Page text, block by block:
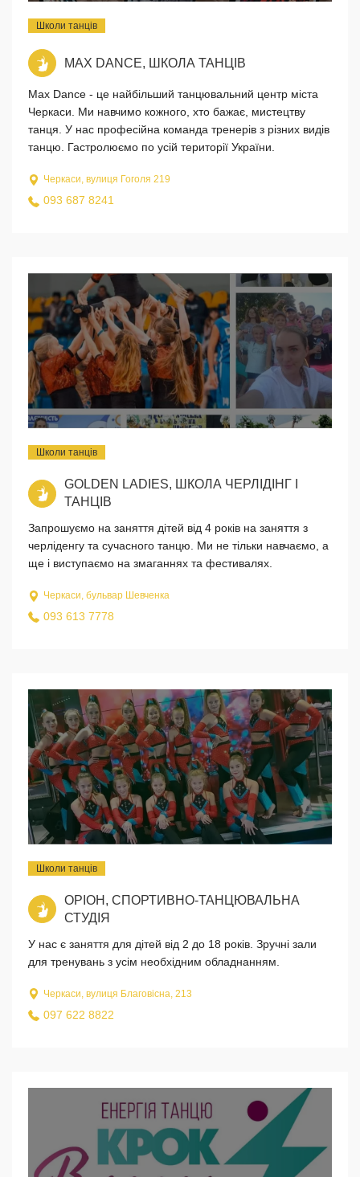
Школи танців
MAX DANCE, ШКОЛА ТАНЦІВ
Max Dance - це найбільший танцювальний центр міста
Черкаси. Ми навчимо кожного, хто бажає, мистецтву
танця. У нас професійна команда тренерів з різних видів
танцю. Гастролюємо по усій території України.
Черкаси, вулиця Гоголя 219
093 687 8241
Школи танців
GOLDEN LADIES, ШКОЛА ЧЕРЛІДІНГ І
ТАНЦІВ
Запрошуємо на заняття дітей від 4 років на заняття з
черліденгу та сучасного танцю. Ми не тільки навчаємо, а
ще і виступаємо на змаганнях та фестивалях.
Черкаси, бульвар Шевченка
093 613 7778
Школи танців
ОРІОН, СПОРТИВНО-ТАНЦЮВАЛЬНА
СТУДІЯ
У нас є заняття для дітей від 2 до 18 років. Зручні зали
для тренувань з усім необхідним обладнанням.
Черкаси, вулиця Благовісна, 213
097 622 8822